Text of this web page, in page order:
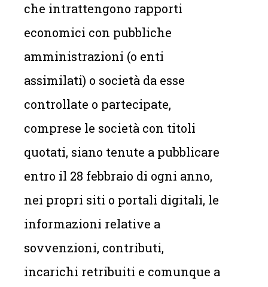
che intrattengono rapporti
economici con pubbliche
amministrazioni (o enti
assimilati) o società da esse
controllate o partecipate,
comprese le società con titoli
quotati, siano tenute a pubblicare
entro il 28 febbraio di ogni anno,
nei propri siti o portali digitali, le
informazioni relative a
sovvenzioni, contributi,
incarichi retribuiti e comunque a